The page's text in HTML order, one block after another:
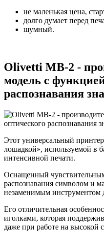
не маленькая цена,
долго думает перед
шумный.
Olivetti MB-2 -
модель с
распознавания
Этот универсальный
лошадкой», используемой в
интенсивной печати.
Оснащенный
распознавания символом и
незаменимым инструментом
Его отличительная
иголками, которая
даже при работе на высокой